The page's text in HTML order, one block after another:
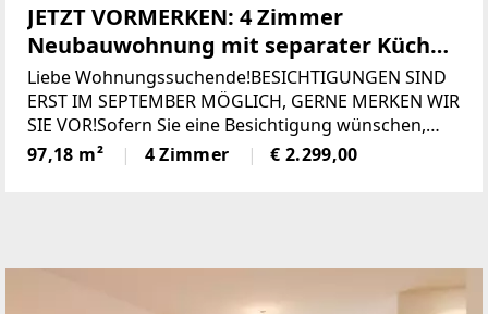
JETZT VORMERKEN: 4 Zimmer
Neubauwohnung mit separater Küche
und Süd-Loggia - ab 1.9.26
Liebe Wohnungssuchende!BESICHTIGUNGEN SIND
ERST IM SEPTEMBER MÖGLICH, GERNE MERKEN WIR
SIE VOR!Sofern Sie eine Besichtigung wünschen,
füllen Sie bitte das Formular unter folgendem Link
aus:www.sulek.immobilien/besichtigung
97,18 m² 4 Zimmer € 2.299,00